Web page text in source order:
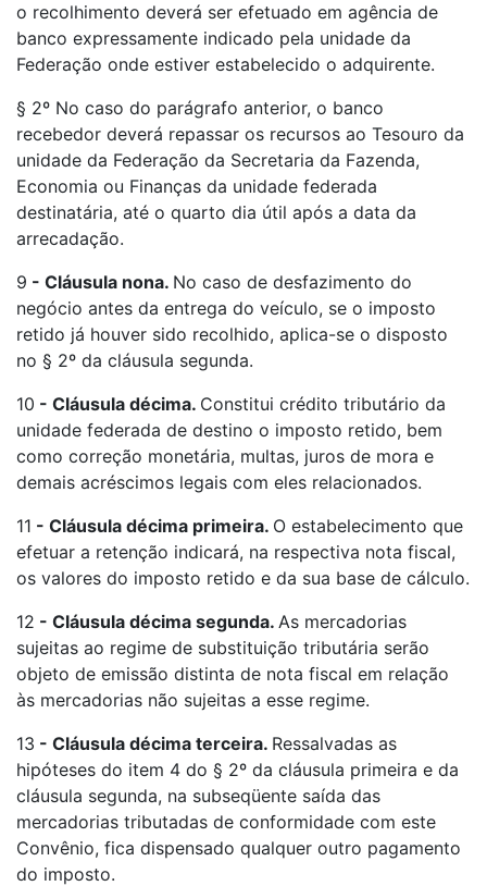
o recolhimento deverá ser efetuado em agência de
banco expressamente indicado pela unidade da
Federação onde estiver estabelecido o adquirente.
§ 2º No caso do parágrafo anterior, o banco
recebedor deverá repassar os recursos ao Tesouro da
unidade da Federação da Secretaria da Fazenda,
Economia ou Finanças da unidade federada
destinatária, até o quarto dia útil após a data da
arrecadação.
9 - Cláusula nona. No caso de desfazimento do
negócio antes da entrega do veículo, se o imposto
retido já houver sido recolhido, aplica-se o disposto
no § 2º da cláusula segunda.
10 - Cláusula décima. Constitui crédito tributário da
unidade federada de destino o imposto retido, bem
como correção monetária, multas, juros de mora e
demais acréscimos legais com eles relacionados.
11 - Cláusula décima primeira. O estabelecimento que
efetuar a retenção indicará, na respectiva nota fiscal,
os valores do imposto retido e da sua base de cálculo.
12 - Cláusula décima segunda. As mercadorias
sujeitas ao regime de substituição tributária serão
objeto de emissão distinta de nota fiscal em relação
às mercadorias não sujeitas a esse regime.
13 - Cláusula décima terceira. Ressalvadas as
hipóteses do item 4 do § 2º da cláusula primeira e da
cláusula segunda, na subseqüente saída das
mercadorias tributadas de conformidade com este
Convênio, fica dispensado qualquer outro pagamento
do imposto.